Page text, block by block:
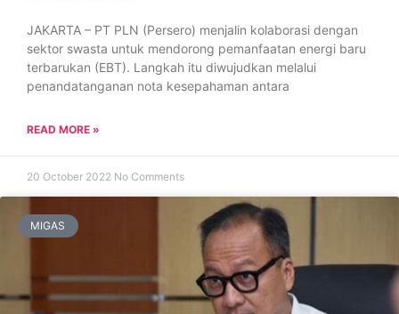
JAKARTA – PT PLN (Persero) menjalin kolaborasi dengan
sektor swasta untuk mendorong pemanfaatan energi baru
terbarukan (EBT). Langkah itu diwujudkan melalui
penandatanganan nota kesepahaman antara
READ MORE »
20 October 2022 No Comments
MIGAS